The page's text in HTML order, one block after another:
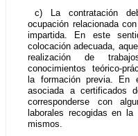
c) La contratación
ocupación relacionada
impartida. En este
colocación adecuada,
realización de
conocimientos teórico-
la formación previa. En
asociada a certificados
corresponderse con
laborales recogidas en
mismos.